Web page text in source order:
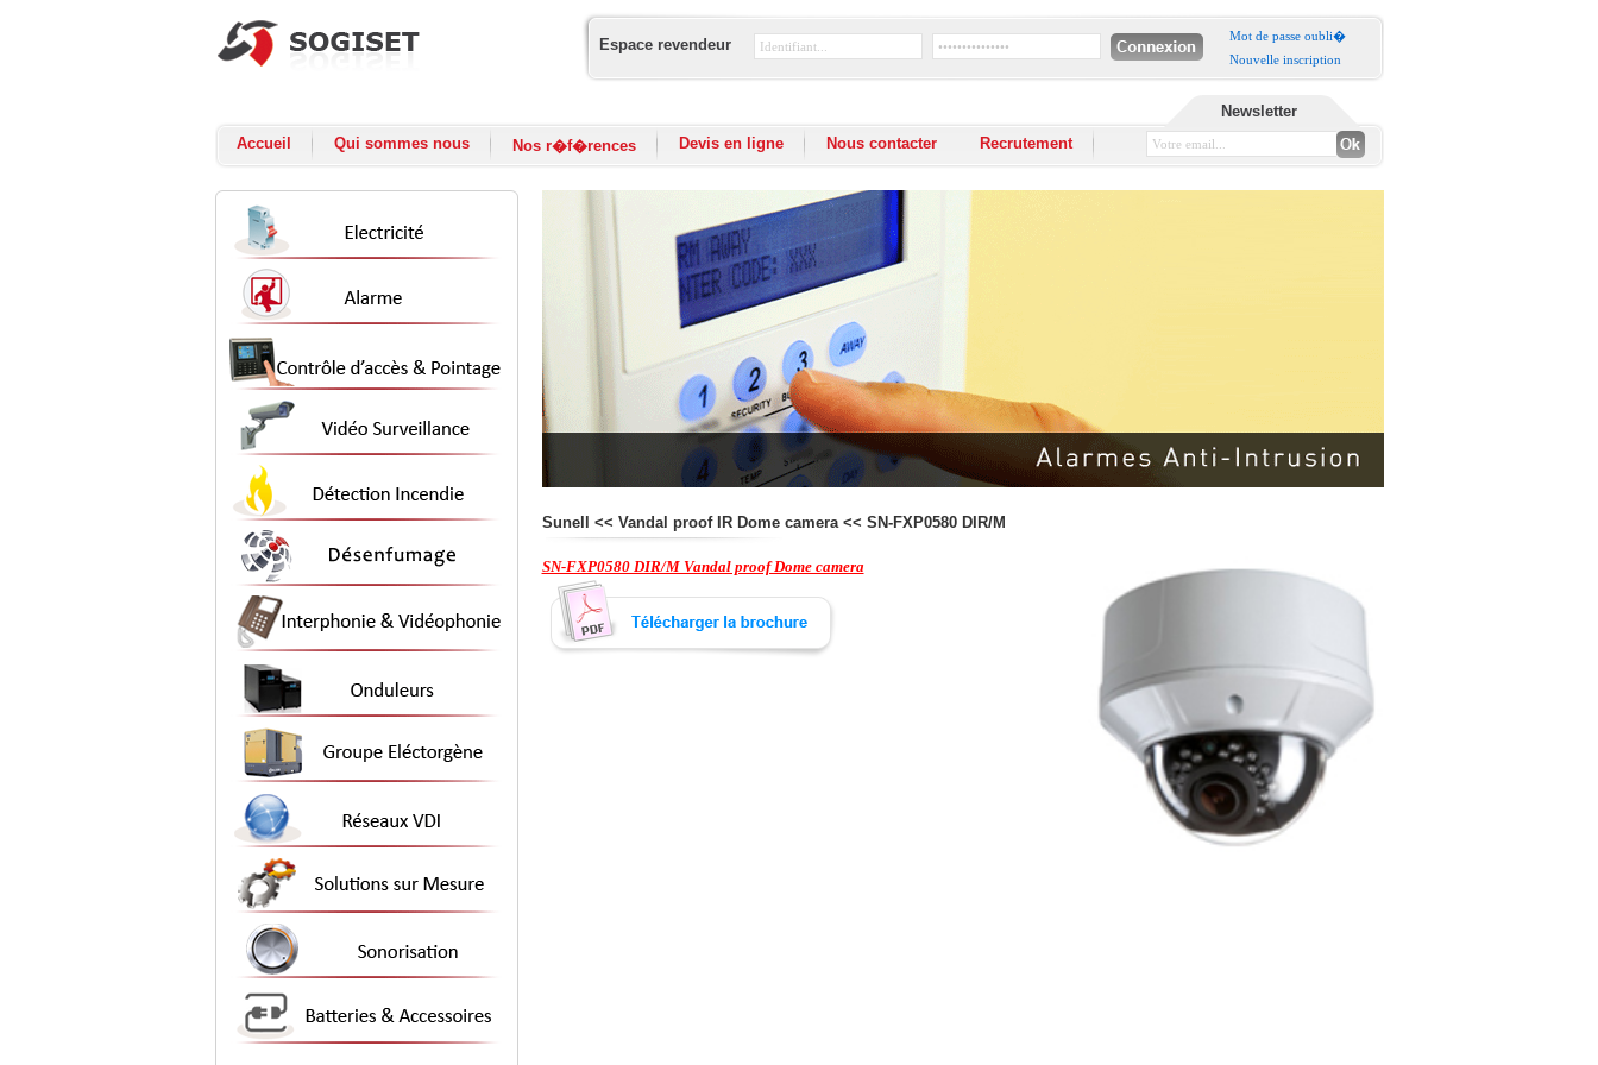
Espace revendeur
Mot de passe oubli�
Nouvelle inscription
Accueil Qui sommes nous Nos r�f�rences Devis en ligne Nous contacter Recrutement
Newsletter
Sunell << Vandal proof IR Dome camera << SN-FXP0580 DIR/M
SN-FXP0580 DIR/M Vandal proof Dome camera